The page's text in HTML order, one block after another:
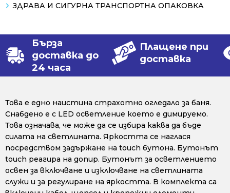
ЗДРАВА И СИГУРНА ТРАНСПОРТНА ОПАКОВКА
Бърза
доставка до
24 часа
Плащене при
доставка
Това е едно наистина страхотно огледало за баня.
Снабдено е с LED осветление което е димируемо.
Това означава, че може да се избира каква да бъде
силата на светлината. Яркостта се наглася
посредством задържане на touch бутона. Бутонът
touch реагира на допир. Бутонът за осветлението
освен за включване и изключване на светлината
служи и за регулиране на яркостта. В комплекта са